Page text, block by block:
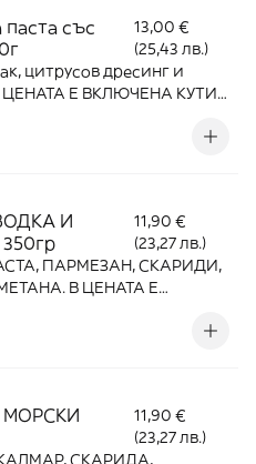
със
13,00 €
(25,43 лв.)
цитрусов дресинг и
И
11,90 €
(23,27 лв.)
ПАРМЕЗАН, СКАРИДИ,
В ЦЕНАТА Е
МОРСКИ
11,90 €
(23,27 лв.)
СКАРИДА,